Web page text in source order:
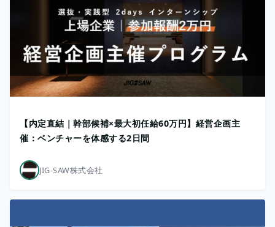
【内定直結｜幹部候補×最大初任給60万円】経営企画主
催：ベンチャーを体感する2日間
JIG-SAW株式会社